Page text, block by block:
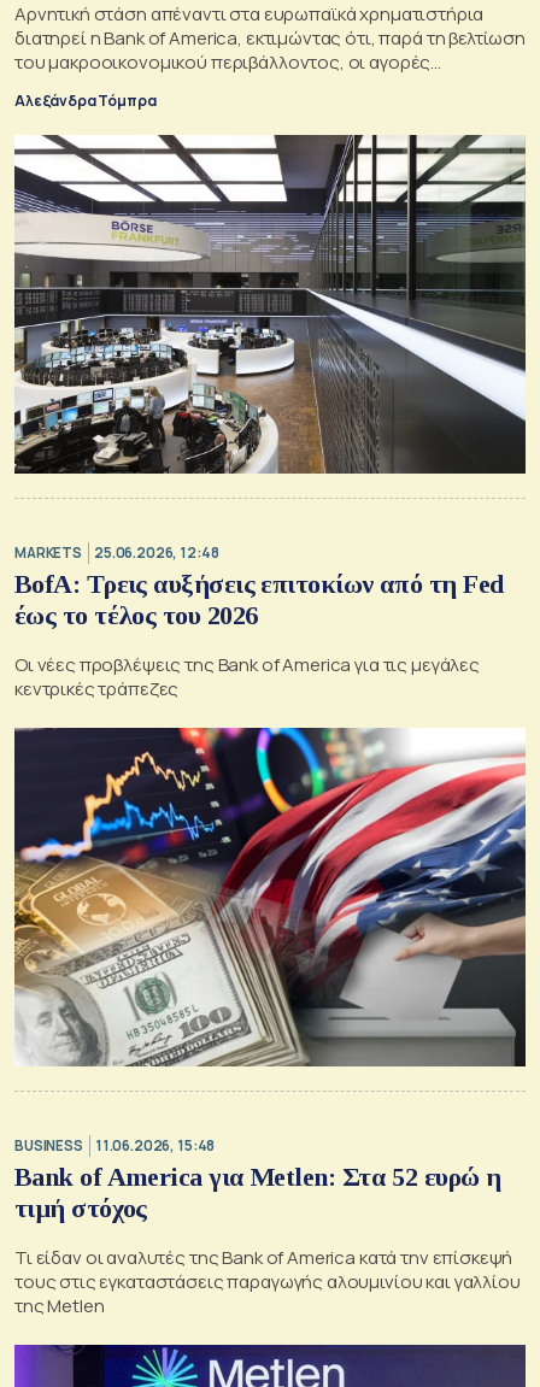
Αρνητική στάση απέναντι στα ευρωπαϊκά χρηματιστήρια
διατηρεί η Bank of America, εκτιμώντας ότι, παρά τη βελτίωση
του μακροοικονομικού περιβάλλοντος, οι αγορές
παραμένουν ευάλωτες
Αλεξάνδρα Τόμπρα
MARKETS 25.06.2026, 12:48
BofA: Τρεις αυξήσεις επιτοκίων από τη Fed
έως το τέλος του 2026
Οι νέες προβλέψεις της Bank of America για τις μεγάλες
κεντρικές τράπεζες
BUSINESS 11.06.2026, 15:48
Bank of America για Metlen: Στα 52 ευρώ η
τιμή στόχος
Τι είδαν οι αναλυτές της Bank of America κατά την επίσκεψή
τους στις εγκαταστάσεις παραγωγής αλουμινίου και γαλλίου
της Metlen